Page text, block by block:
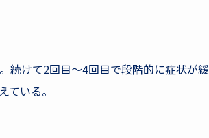
続けて2回目～4回目で段階的に症状が緩
いる。